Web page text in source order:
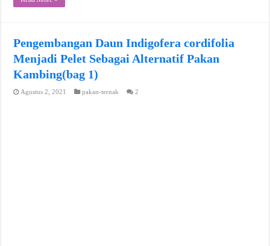
Pengembangan Daun Indigofera cordifolia
Menjadi Pelet Sebagai Alternatif Pakan
Kambing(bag 1)
Agustus 2, 2021 pakan-ternak 2